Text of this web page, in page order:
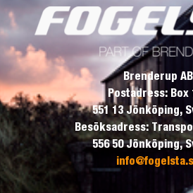
Brenderup AB
Postadress: Box
551 13 Jönköping,
Besöksadress:
556 50 Jönköping,